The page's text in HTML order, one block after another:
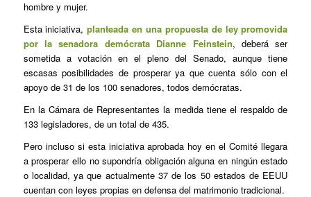
hombre y mujer.
Esta iniciativa,planteada en una propuesta de ley promovida
por la senadora demócrata Dianne Feinstein, deberá ser
sometida a votación en el pleno del Senado, aunque tiene
escasas posibilidades de prosperar ya que cuenta sólo con el
apoyo de 31 de los 100 senadores, todos demócratas.
En la Cámara de Representantes la medida tiene el respaldo de
133 legisladores, de un total de 435.
Pero incluso si esta iniciativa aprobada hoy en el Comité llegara
a prosperar ello no supondría obligación alguna en ningún estado
o localidad, ya que actualmente 37 de los 50 estados de EEUU
cuentan con leyes propias en defensa del matrimonio tradicional.